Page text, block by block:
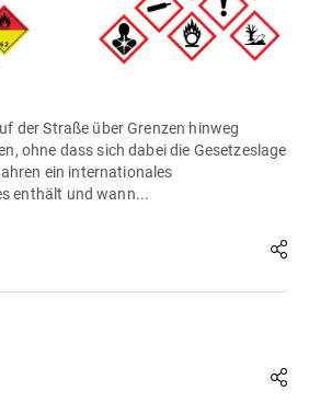
der Straße über Grenzen hinweg
ohne dass sich dabei die Gesetzeslage
ein internationales
enthält und wann...